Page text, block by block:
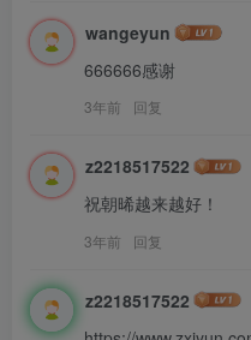
wangeyun
666666感谢
3年前 回复
z2218517522
祝朝晞越来越好！
3年前 回复
z2218517522